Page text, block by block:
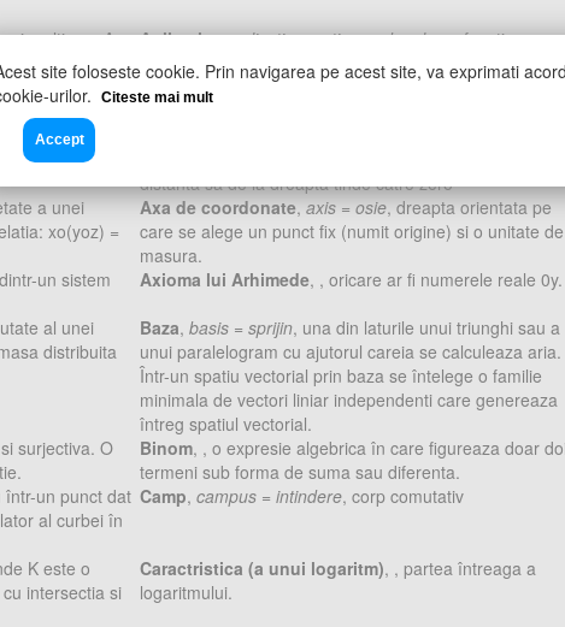
si multimea A,
a fost introdus
Aplicatie,applicatio = actiunea de a lega, functie.
metric, a carui
mica decât un
distanta sa de la dreapta tinde catre zero
a unei
xo(yoz) =
Axa de coordonate, axis = osie, dreapta orientata pe
care se alege un punct fix (numit origine) si o unitate de
masura.
un sistem
Axioma lui Arhimede, , oricare ar fi numerele reale 0y.
al unei
distribuita
Baza, basis = sprijin, una din laturile unui triunghi sau a
unui paralelogram cu ajutorul careia se calculeaza aria.
Într-un spatiu vectorial prin baza se întelege o familie
minimala de vectori liniar independenti care genereaza
întreg spatiul vectorial.
surjectiva. O
Binom, , o expresie algebrica în care figureaza doar
termeni sub forma de suma sau diferenta.
un punct dat
al curbei în
Camp, campus = intindere, corp comutativ
K este o
intersectia si
Caractristica (a unui logaritm), , partea întreaga a
logaritmului.
site foloseste cookie. Prin navigarea pe acest site, va exprimati
urilor.
Citeste mai mult
Accept